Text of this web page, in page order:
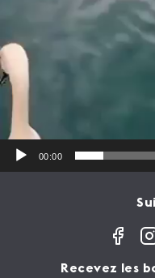
00:00
Recevez les